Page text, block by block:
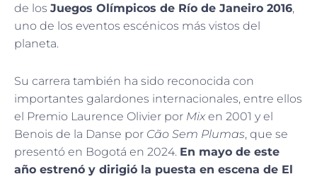
de los Juegos Olímpicos de Río de Janeiro 2016,
uno de los eventos escénicos más vistos del
planeta.
Su carrera también ha sido reconocida con
importantes galardones internacionales, entre ellos
el Premio Laurence Olivier por Mixen 2001 y el
Benois de la Danse por Cão Sem Plumas, que se
presentó en Bogotá en 2024. En mayo de este
año estrenó y dirigió la puesta en escena de El